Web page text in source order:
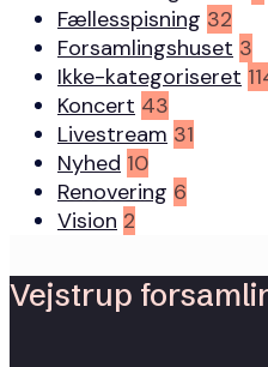
Fællesspisning 32
Forsamlingshuset 3
Ikke-kategoriseret
Koncert 43
Livestream 31
Nyhed 10
Renovering 6
Vision 2
Vejstrup